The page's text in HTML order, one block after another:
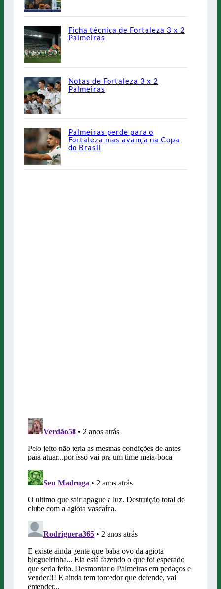
Ficha técnica de Fortaleza 3 x 2
Palmeiras
Notas de Fortaleza 3 x 2
Palmeiras
Palmeiras perde para o
Fortaleza mas avança na Copa
do Brasil